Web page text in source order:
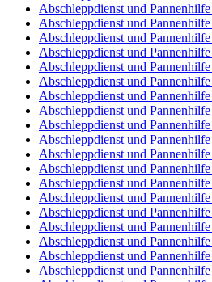
Abschleppdienst und
Abschleppdienst und
Abschleppdienst und
Abschleppdienst und
Abschleppdienst und
Abschleppdienst und
Abschleppdienst und
Abschleppdienst und
Abschleppdienst und
Abschleppdienst und
Abschleppdienst und
Abschleppdienst und
Abschleppdienst und
Abschleppdienst und
Abschleppdienst und
Abschleppdienst und
Abschleppdienst und
Abschleppdienst und
Abschleppdienst und